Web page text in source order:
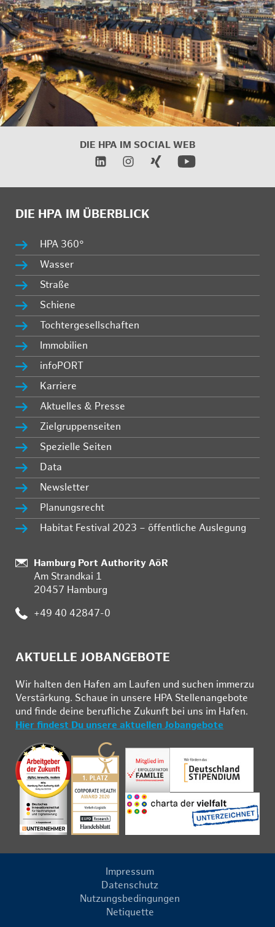
DIE HPA IM SOCIAL WEB
DIE HPA IM ÜBERBLICK
HPA 360°
Wasser
Straße
Schiene
Tochtergesellschaften
Immobilien
infoPORT
Karriere
Aktuelles & Presse
Zielgruppenseiten
Spezielle Seiten
Data
Newsletter
Planungsrecht
Habitat Festival 2023 – öffentliche Auslegung
Standort:
Hamburg Port Authority AöR
Am Strandkai 1
20457 Hamburg
Telefon:
+49 40 42847-0
AKTUELLE JOBANGEBOTE
Wir hal­ten den Ha­fen am Lau­fen und su­chen im­mer­zu
Ver­stär­kung. Schau­e in un­se­re HPA Stel­len­an­ge­bo­te
und fin­de deine be­ruf­li­che Zu­kunft bei uns im Ha­fen.
Hier findest Du unsere aktuellen Jobangebote
Impressum
Datenschutz
Nutzungsbedingungen
Netiquette